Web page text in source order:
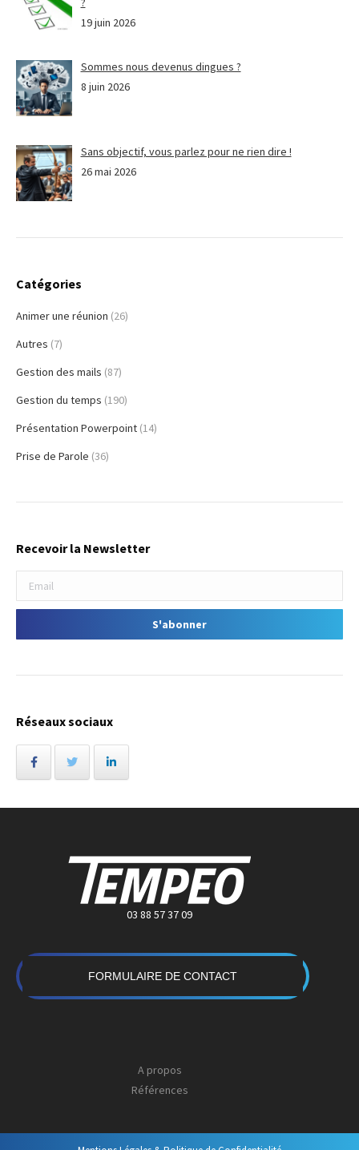
19 juin 2026
Sommes nous devenus dingues ?
8 juin 2026
Sans objectif, vous parlez pour ne rien dire !
26 mai 2026
Catégories
Animer une réunion (26)
Autres (7)
Gestion des mails (87)
Gestion du temps (190)
Présentation Powerpoint (14)
Prise de Parole (36)
Recevoir la Newsletter
Réseaux sociaux
03 88 57 37 09
FORMULAIRE DE CONTACT
A propos
Références